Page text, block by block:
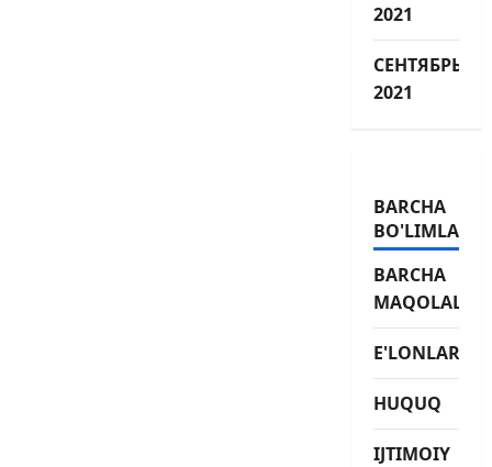
2021
СЕНТЯБРЬ
2021
BARCHA
BO'LIMLAR
BARCHA
MAQOLALAR
E'LONLAR
HUQUQ
IJTIMOIY